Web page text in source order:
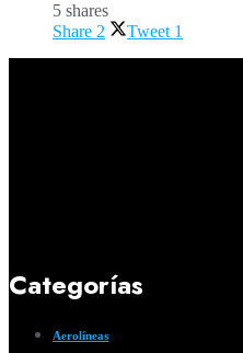
5 shares
Share 2 Tweet 1
Categorías
Aerolíneas